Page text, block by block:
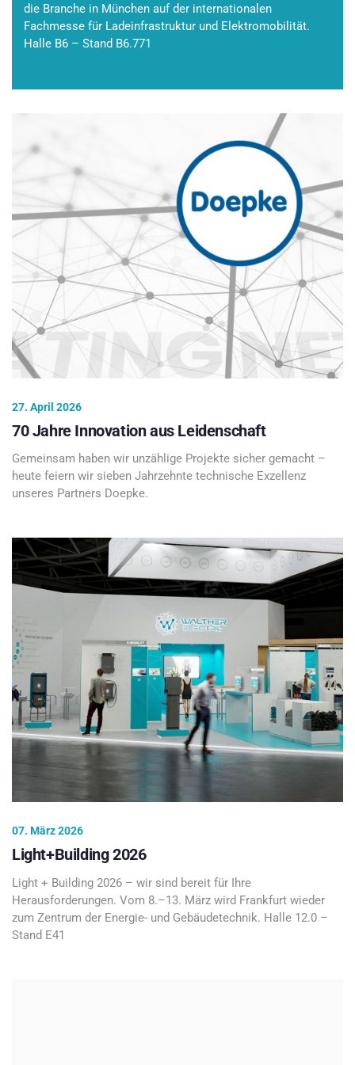
die Branche in München auf der internationalen
Fachmesse für Ladeinfrastruktur und Elektromobilität.
Halle B6 – Stand B6.771
27. April 2026
70 Jahre Innovation aus Leidenschaft
Gemeinsam haben wir unzählige Projekte sicher gemacht –
heute feiern wir sieben Jahrzehnte technische Exzellenz
unseres Partners Doepke.
07. März 2026
Light+Building 2026
Light + Building 2026 – wir sind bereit für Ihre
Herausforderungen. Vom 8.–13. März wird Frankfurt wieder
zum Zentrum der Energie- und Gebäudetechnik. Halle 12.0 –
Stand E41